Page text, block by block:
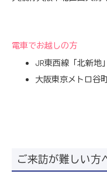
電車でお越しの方
JR東西線「北新
大阪東京メトロ谷
ご来訪が難しい方